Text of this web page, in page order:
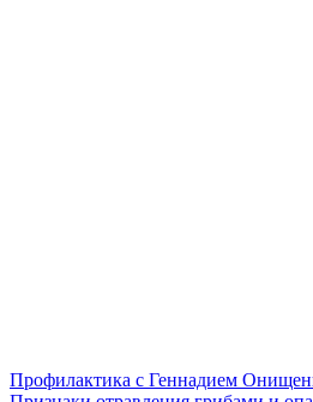
Профилактика с Геннадием